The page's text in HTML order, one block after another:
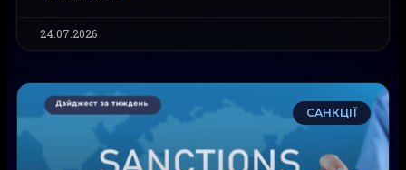
24.07.2026
САНКЦІЇ